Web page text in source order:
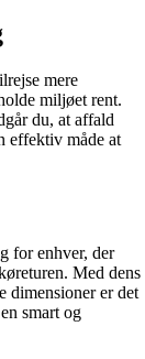
mere
miljøet rent.
du, at affald
effektiv måde at
for enhver, der
Med dens
dimensioner er det
smart og